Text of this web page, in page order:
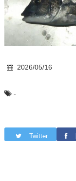
2026/05/16
-
Twitter